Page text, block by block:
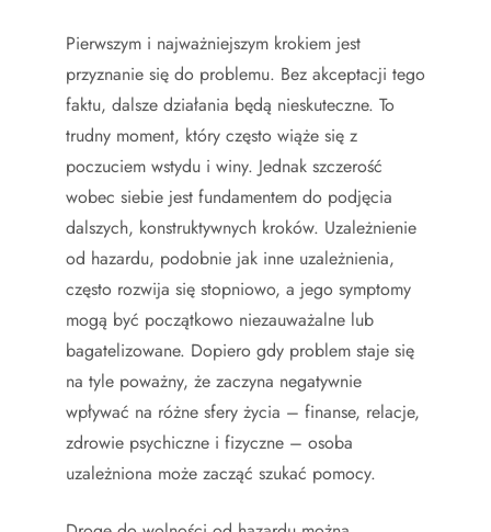
Pierwszym i najważniejszym krokiem jest
przyznanie się do problemu. Bez akceptacji tego
faktu, dalsze działania będą nieskuteczne. To
trudny moment, który często wiąże się z
poczuciem wstydu i winy. Jednak szczerość
wobec siebie jest fundamentem do podjęcia
dalszych, konstruktywnych kroków. Uzależnienie
od hazardu, podobnie jak inne uzależnienia,
często rozwija się stopniowo, a jego symptomy
mogą być początkowo niezauważalne lub
bagatelizowane. Dopiero gdy problem staje się
na tyle poważny, że zaczyna negatywnie
wpływać na różne sfery życia – finanse, relacje,
zdrowie psychiczne i fizyczne – osoba
uzależniona może zacząć szukać pomocy.